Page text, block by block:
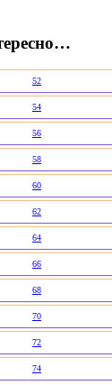
52
54
56
58
60
62
64
66
68
70
72
74